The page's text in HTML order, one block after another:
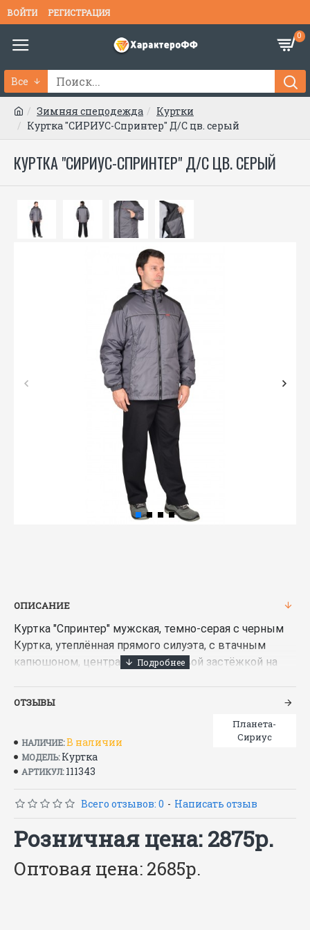
ВОЙТИ РЕГИСТРАЦИЯ
0
Все
Зимняя спецодежда
Куртки
Куртка "СИРИУС-Спринтер" Д/С цв. серый
КУРТКА "СИРИУС-СПРИНТЕР" Д/С ЦВ. СЕРЫЙ
ОПИСАНИЕ
Куртка "Спринтер" мужская, темно-серая с черным
Куртка, утеплённая прямого силуэта, с втачным
капюшоном, центральной бортовой застёжкой на
"молния" на подкладке с левой стороны. Рукава
втачные, с притачной манжетой частично стянутые
на ткацкую резинку.
Характеристики
Вид изделия —Куртка
Пол —Мужской
Сезон — Зима
ОТЗЫВЫ
НАЛИЧИЕ:В наличии
МОДЕЛЬ: Куртка
АРТИКУЛ: 111343
Планета-
Сириус
Всего отзывов: 0 - Написать отзыв
Розничная цена: 2875р.
Оптовая цена: 2685р.